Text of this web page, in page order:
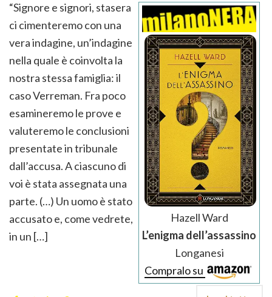
Hazell Ward
L’enigma dell’assassino
Longanesi
Compralo su
“Signore e signori, stasera
ci cimenteremo con una
vera indagine, un’indagine
nella quale è coinvolta la
nostra stessa famiglia: il
caso Verreman. Fra poco
esamineremo le prove e
valuteremo le conclusioni
presentate in tribunale
dall’accusa. A ciascuno di
voi è stata assegnata una
parte. (…) Un uomo è stato
accusato e, come vedrete,
in un […]